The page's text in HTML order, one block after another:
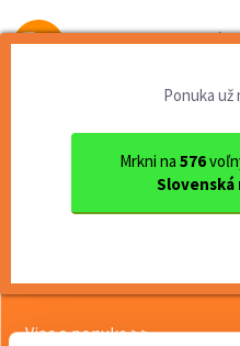
Od prvej brigády
Ponuka už
Mrkni na 576
Slovenská
Kežmarok
<< Späť
Viac o ponuke >>